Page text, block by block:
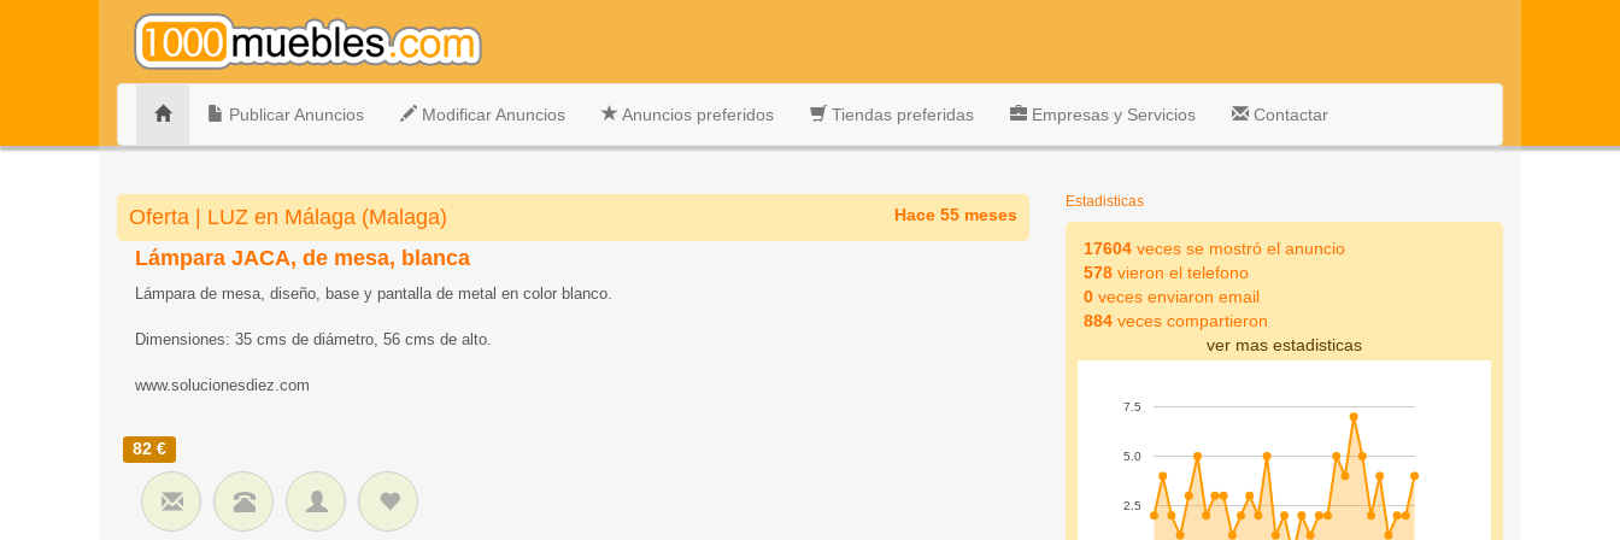
Publicar Anuncios Modificar Anuncios Anuncios preferidos Tiendas preferidas Empresas y Servicios Contactar
Oferta | LUZ en Málaga (Malaga) Hace 55 meses
Lámpara JACA, de mesa, blanca
Lámpara de mesa, diseño, base y pantalla de metal en color blanco.
Dimensiones: 35 cms de diámetro, 56 cms de alto.
www.solucionesdiez.com
82 €
Estadisticas
17604veces se mostró el anuncio
578vieron el telefono
0veces enviaron email
884veces compartieron
ver mas estadisticas
2.5
5.0
7.5